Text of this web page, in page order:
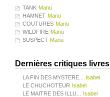
TANK Manu
HAMNET Manu
COUTURES Manu
WILDFIRE Manu
SUSPECT Manu
Dernières critiques livres
LA FIN DES MYSTERE...
Isabel
LE CHUCHOTEUR Isabel
LE MAITRE DES ILLU...
Isabel